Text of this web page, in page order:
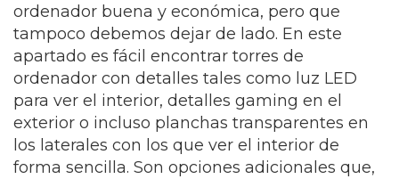
ordenador buena y económica, pero que
tampoco debemos dejar de lado. En este
apartado es fácil encontrar torres de
ordenador con detalles tales como luz LED
para ver el interior, detalles gaming en el
exterior o incluso planchas transparentes en
los laterales con los que ver el interior de
forma sencilla. Son opciones adicionales que,